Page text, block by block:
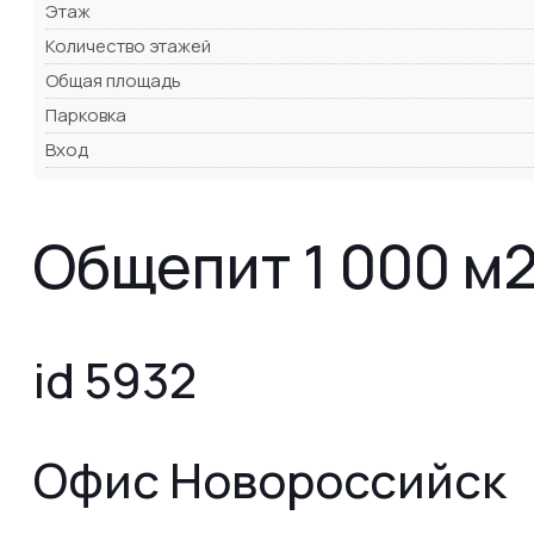
Этаж
Количество этажей
Общая площадь
Парковка
Вход
Общепит 1 000
id 5932
Офис Новороссийск